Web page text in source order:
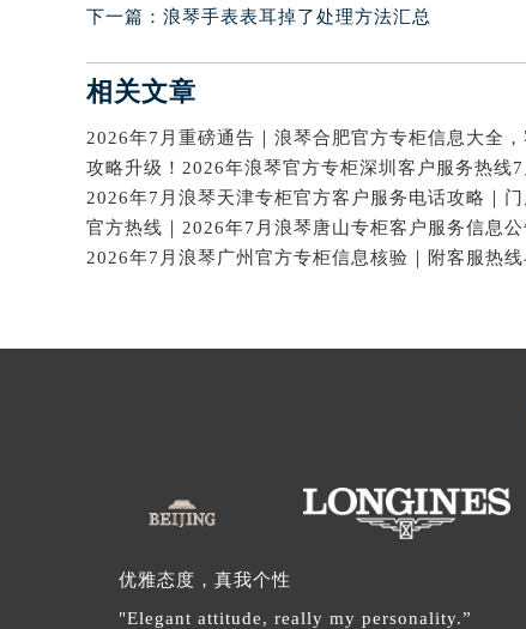
下一篇： 浪琴手表表耳掉了处理方法汇总
相关文章
优雅态度，真我个性
"Elegant attitude, really my personality.”